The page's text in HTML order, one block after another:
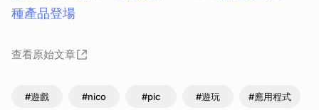
種產品登場
查看原始文章
#遊戲 #nico #pic #遊玩 #應用程式